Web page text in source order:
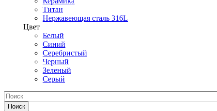
Титан
Нержавеющая сталь 316L
Цвет
Белый
Синий
Серебристый
Черный
Зеленый
Серый
Поиск